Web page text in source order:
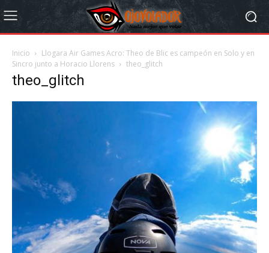
Inicio
Llogara Air Games Acro: Theo de Blic es campeón en Solo y en
Sincro junto a Horacio Llorens
theo_glitch
theo_glitch